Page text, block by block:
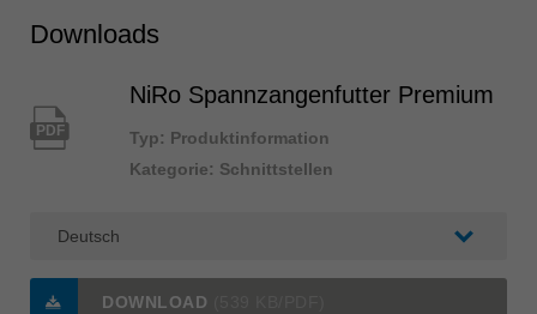
Downloads
PDF
NiRo Spannzangenfutter Premium
Typ: Produktinformation
Kategorie: Schnittstellen
DOWNLOAD